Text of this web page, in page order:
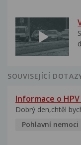
SOUVISEJÍCÍ
Informace o
Dobrý den,chtěl
Pohlavní nemoci